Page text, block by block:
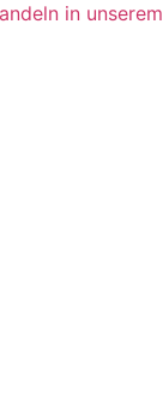
in unserem